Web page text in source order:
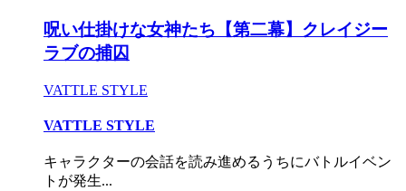
呪い仕掛けな女神たち【第二幕】クレイジー
ラブの捕囚
VATTLE STYLE
VATTLE STYLE
キャラクターの会話を読み進めるうちにバトルイベン
トが発生...